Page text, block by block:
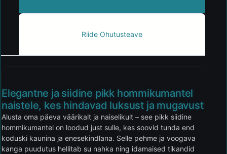
Riide Ohutusteave
Elegantne ja siidine pikk hommikumantel
naistele, kes hindavad luksust ja mugavust
Alusta oma päeva väärikalt ja naiselikult – see pikk siidine
hommikumantel on loodud just sulle, kes soovid tunda end
koduski kaunina ja enesekindlana. Selle pehme ja voogava
kanga puudutus hellitab su nahka ning idamaised tikandid